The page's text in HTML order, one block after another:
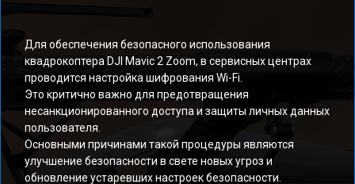
Для обеспечения безопасного использования
квадрокоптера DJI Mavic 2 Zoom, в сервисных центрах
проводится настройка шифрования Wi-Fi.
Это критично важно для предотвращения
несанкционированного доступа и защиты личных данных
пользователя.
Основными причинами такой процедуры являются
улучшение безопасности в свете новых угроз и
обновление устаревших настроек безопасности.